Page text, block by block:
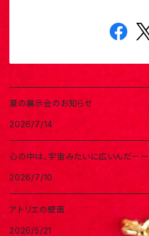
夏の展示会のお知らせ
2026/7/14
心の中は、宇宙みたいに広いんだーー
2026/7/10
アトリエの壁画
2026/5/21